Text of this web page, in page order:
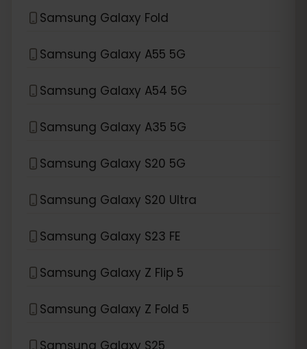
Samsung Galaxy Fold
Samsung Galaxy A55 5G
Samsung Galaxy A54 5G
Samsung Galaxy A35 5G
Samsung Galaxy S20 5G
Samsung Galaxy S20 Ultra
Samsung Galaxy S23 FE
Samsung Galaxy Z Flip 5
Samsung Galaxy Z Fold 5
Samsung Galaxy S25